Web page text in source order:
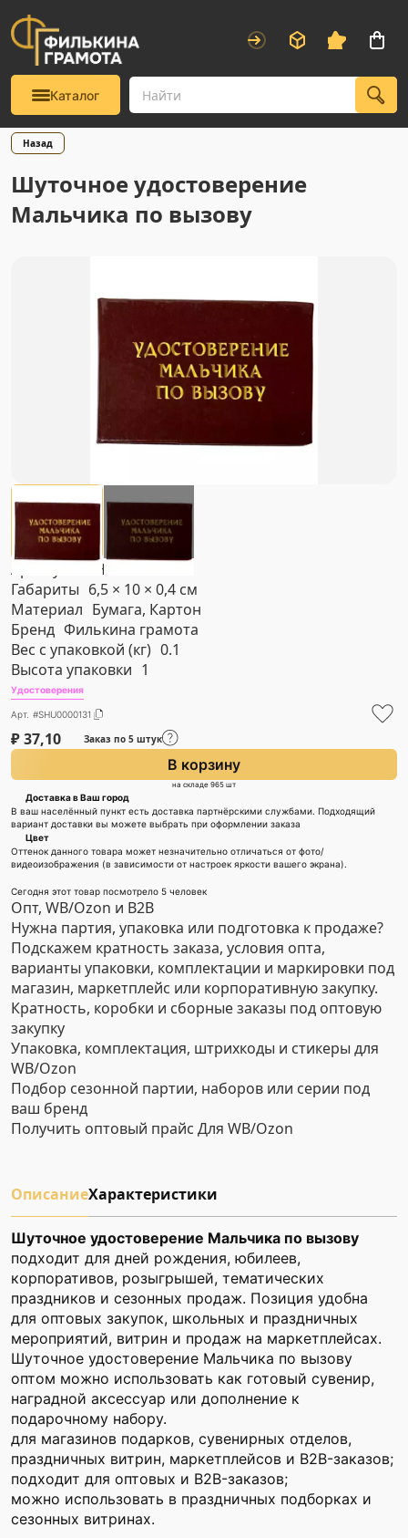
Каталог
Назад
Шуточное удостоверение
Мальчика по вызову
Артикул
#SHU0000131
Габариты 6,5 × 10 × 0,4 см
Материал Бумага, Картон
Бренд Филькина грамота
Вес с упаковкой (кг) 0.1
Высота упаковки 1
Удостоверения
Арт. #SHU0000131
₽37,10 Заказ по 5 штук
В корзину
на складе 965 шт
Доставка в Ваш город
В ваш населённый пункт есть доставка партнёрскими службами. Подходящий
вариант доставки вы можете выбрать при оформлении заказа
Цвет
Оттенок данного товара может незначительно отличаться от фото/
видеоизображения (в зависимости от настроек яркости вашего экрана).
Сегодня этот товар посмотрело 5 человек
Опт, WB/Ozon и B2B
Нужна партия, упаковка или подготовка к продаже?
Подскажем кратность заказа, условия опта,
варианты упаковки, комплектации и маркировки под
магазин, маркетплейс или корпоративную закупку.
Кратность, коробки и сборные заказы под оптовую
закупку
Упаковка, комплектация, штрихкоды и стикеры для
WB/Ozon
Подбор сезонной партии, наборов или серии под
ваш бренд
Получить оптовый прайс Для WB/Ozon
ОписаниеХарактеристики
Шуточное удостоверение Мальчика по вызову
подходит для дней рождения, юбилеев,
корпоративов, розыгрышей, тематических
праздников и сезонных продаж. Позиция удобна
для оптовых закупок, школьных и праздничных
мероприятий, витрин и продаж на маркетплейсах.
Шуточное удостоверение Мальчика по вызову
оптом можно использовать как готовый сувенир,
наградной аксессуар или дополнение к
подарочному набору.
для магазинов подарков, сувенирных отделов,
праздничных витрин, маркетплейсов и B2B-заказов;
подходит для оптовых и B2B-заказов;
можно использовать в праздничных подборках и
сезонных витринах.